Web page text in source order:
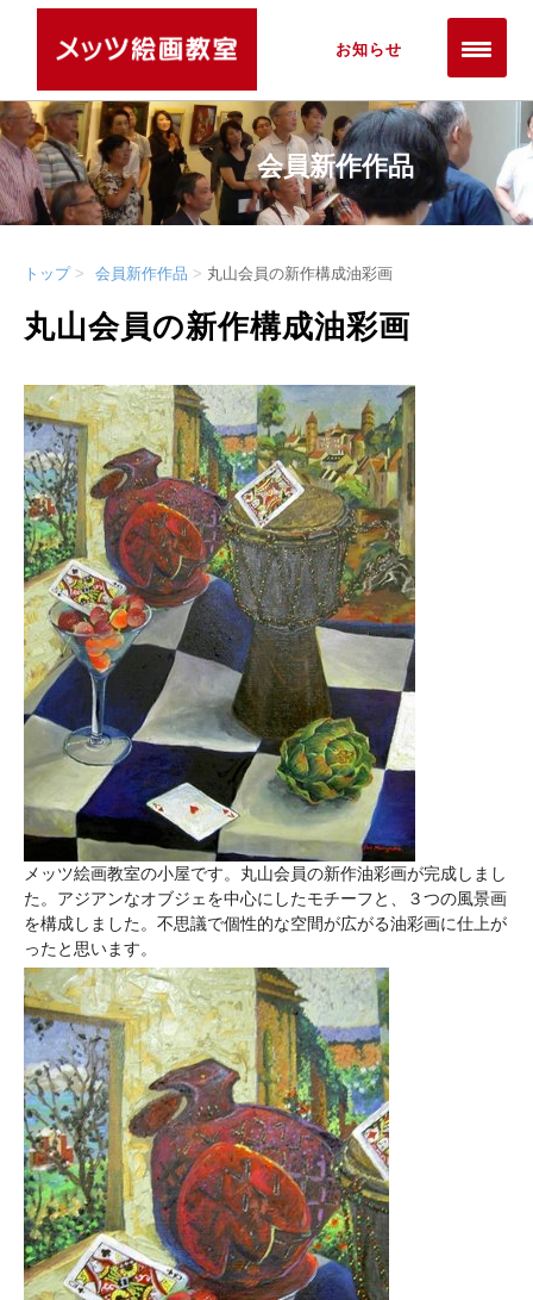
お知らせ
会員新作作品
トップ 会員新作作品 丸山会員の新作構成油彩画
丸山会員の新作構成油彩画
メッツ絵画教室の小屋です。丸山会員の新作油彩画が完成しまし
た。アジアンなオブジェを中心にしたモチーフと、３つの風景画
を構成しました。不思議で個性的な空間が広がる油彩画に仕上が
ったと思います。